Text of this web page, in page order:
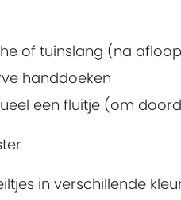
of tuinslang (na
handdoeken
een fluitje (om
in verschillende